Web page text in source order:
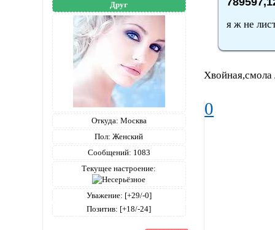
Друг
Откуда: Москва
Пол: Женский
Сообщений: 1083
Текущее настроение:
Уважение: [+29/-0]
Позитив: [+18/-24]
я ж не
0